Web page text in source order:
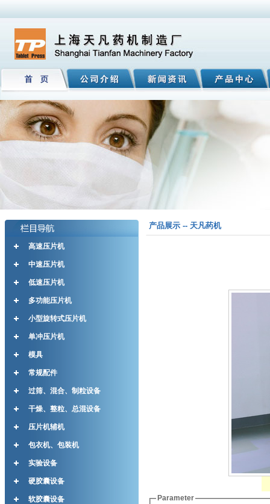
高速压片机
中速压片机
低速压片机
多功能压片机
小型旋转式压片机
单冲压片机
模具
常规配件
过筛、混合、制粒设备
干燥、整粒、总混设备
压片机辅机
包衣机、包装机
实验设备
硬胶囊设备
软胶囊设备
产品展示 -- 天凡药机
Parameter